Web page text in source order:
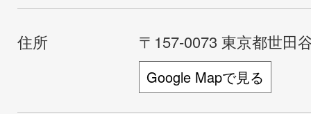
住所 〒157-0073 東京都世田
Google Mapで見る